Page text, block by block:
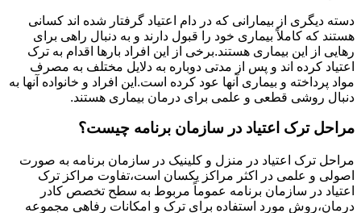
دسته دیگری از بیمارانی که در دام اعتیاد گرفتار شده اند کسانی
هستند که کاملاً بیماری خود را قبول دارند و به دنبال راهی برای
رهایی از این بیماری هستند.برخی از این افراد بارها اقدام به ترک
اعتیاد کرده اند و پس از مدتی دوباره به دلایل مختلف به مصرف
مواد پرداخته و بیماری آنها عود کرده است.این افراد و خانواده آنها به
دنبال روشی قطعی و علمی برای درمان بیماری هستند.
مراحل ترک اعتیاد در سازمان برنامه چیست؟
مراحل ترک اعتیاد در منزل و کلینیک در سازمان برنامه به صورت
اصولی و علمی در اکثر مراکز یکسان است،تفاوت مراکز ترک
اعتیاد در سازمان برنامه عموماً مربوط به سطح تخصص کادر
درمان،روش مورد استفاده برای ترک و امکانات رفاهی مجموعه